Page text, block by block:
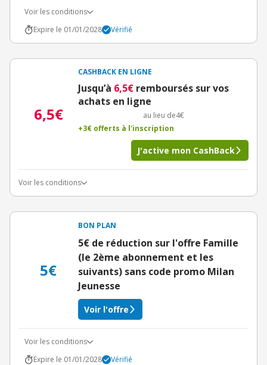
Voir les conditions
Expire le 01/01/2028
Vérifié
6,5€
CASHBACK EN LIGNE
Jusqu’à 6,5€ remboursés sur vos
achats en ligne
au lieu de4€
+3€ offerts à l'inscription
J'active mon CashBack
Voir les conditions
5€
BON PLAN
5€ de réduction sur l'offre Famille
(le 2ème abonnement et les
suivants) sans code promo Milan
Jeunesse
Voir l'offre
Voir les conditions
Expire le 01/01/2028
Vérifié